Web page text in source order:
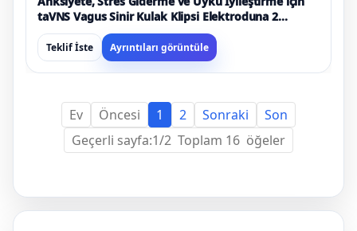
taVNS Vagus Sinir Kulak Klipsi Elektroduna 2
kutuplu 3,5 mm Ses Erkek - ISO13485 Sertifikalı
Teklif İste Ayrıntıları görüntüle
Ev Öncesi 1 2 Sonraki
Son
Geçerli sayfa:1/2 Toplam 16 öğeler